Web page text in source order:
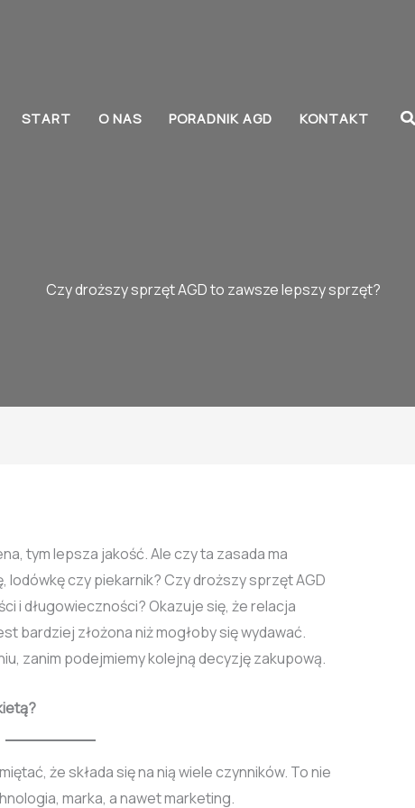
START O NAS PORADNIK AGD KONTAKT
Czy droższy sprzęt AGD to zawsze lepszy sprzęt?
tym lepsza jakość. Ale czy ta zasada ma
lodówkę czy piekarnik? Czy droższy sprzęt AGD
i długowieczności? Okazuje się, że relacja
bardziej złożona niż mogłoby się wydawać.
zanim podejmiemy kolejną decyzję zakupową.
że składa się na nią wiele czynników. To nie
marka, a nawet marketing.